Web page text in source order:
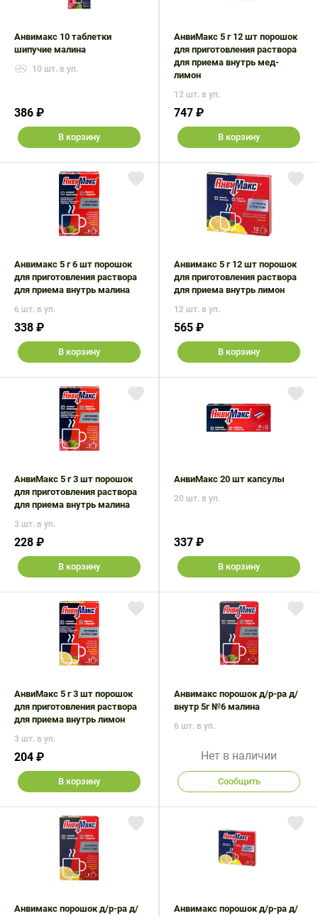
Анвимакс 10 таблетки
шипучие малина
10 шт. в уп.
386 ₽
В корзину
АнвиМакс 5 г 12 шт порошок
для приготовления раствора
для приема внутрь мед-
лимон
12 шт. в уп.
747 ₽
В корзину
Анвимакс 5 г 6 шт порошок
для приготовления раствора
для приема внутрь малина
6 шт. в уп.
338 ₽
В корзину
Анвимакс 5 г 12 шт порошок
для приготовления раствора
для приема внутрь лимон
12 шт. в уп.
565 ₽
В корзину
АнвиМакс 5 г 3 шт порошок
для приготовления раствора
для приема внутрь малина
3 шт. в уп.
228 ₽
В корзину
АнвиМакс 20 шт капсулы
20 шт. в уп.
337 ₽
В корзину
АнвиМакс 5 г 3 шт порошок
для приготовления раствора
для приема внутрь лимон
3 шт. в уп.
204 ₽
В корзину
Анвимакс порошок д/р-ра д/
внутр 5г №6 малина
6 шт. в уп.
Нет в наличии
Сообщить
Анвимакс порошок д/р-ра д/ Анвимакс порошок д/р-ра д/